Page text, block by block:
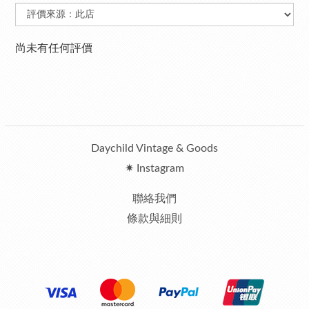
尚未有任何評價
Daychild Vintage & Goods
✷ Instagram
聯絡我們
條款與細則